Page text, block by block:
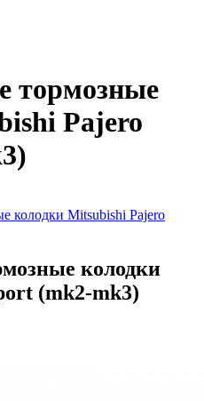
тормозные
Pajero
колодки Mitsubishi Pajero
колодки
(mk2-mk3)